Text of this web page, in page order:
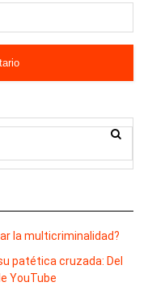
la multicriminalidad?
patética cruzada: Del
YouTube